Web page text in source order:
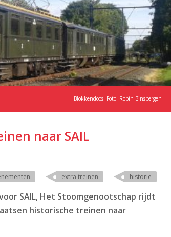
Blokkendoos. Foto: Robin Binsbergen
naar SAIL
extra treinen historie
SAIL, Het Stoomgenootschap rijdt
historische treinen naar